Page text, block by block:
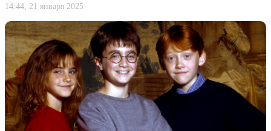
14:44, 21 января 2025